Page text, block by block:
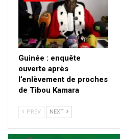
Guinée : enquête
ouverte après
l’enlèvement de proches
de Tibou Kamara
PREV NEXT